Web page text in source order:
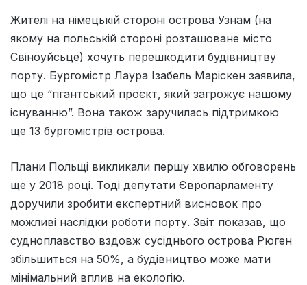
Жителі на німецькій стороні острова Узнам (на
якому на польській стороні розташоване місто
Свіноуйсьце) хочуть перешкодити будівництву
порту. Бургомістр Лаура Ізабель Маріскен заявила,
що це “гігантський проєкт, який загрожує нашому
існуванню”. Вона також заручилась підтримкою
ще 13 бургомістрів острова.
Плани Польщі викликали першу хвилю обговорень
ще у 2018 році. Тоді депутати Європарламенту
доручили зробити експертний висновок про
можливі наслідки роботи порту. Звіт показав, що
судноплавство вздовж сусіднього острова Рюген
збільшиться на 50%, а будівництво може мати
мінімальний вплив на екологію.